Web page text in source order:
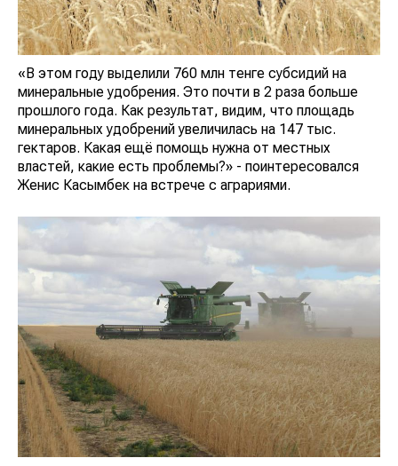
«В этом году выделили 760 млн тенге субсидий на
минеральные удобрения. Это почти в 2 раза больше
прошлого года. Как результат, видим, что площадь
минеральных удобрений увеличилась на 147 тыс.
гектаров. Какая ещё помощь нужна от местных
властей, какие есть проблемы?» - поинтересовался
Женис Касымбек на встрече с аграриями.